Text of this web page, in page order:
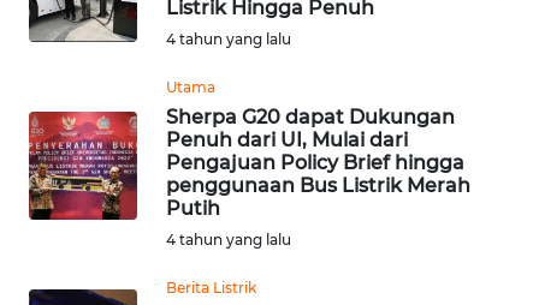
Listrik Hingga Penuh
4 tahun yang lalu
Utama
Sherpa G20 dapat Dukungan
Penuh dari UI, Mulai dari
Pengajuan Policy Brief hingga
penggunaan Bus Listrik Merah
Putih
4 tahun yang lalu
Berita Listrik
WN
WN
PADANG
LAWAS